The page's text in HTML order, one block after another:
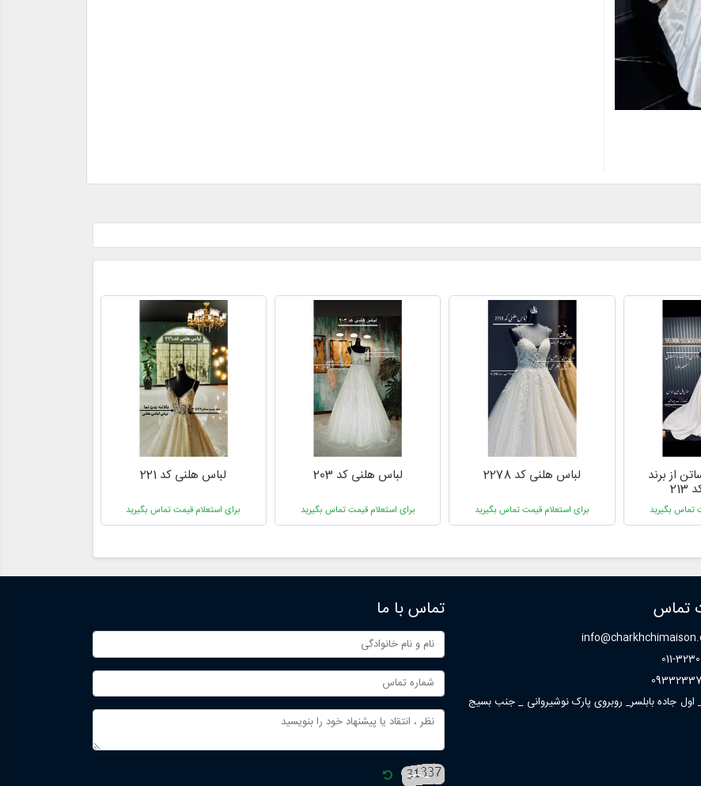
از برند
تماس بگیرید
لباس هلنی کد 2278
برای استعلام قیمت تماس بگیرید
لباس هلنی کد 203
برای استعلام قیمت تماس بگیرید
لباس هلنی کد 221
برای استعلام قیمت تماس بگیرید
تماس
011-
اول جاده بابلسر_ روبروی پارک نوشیروانی _ جنب بسیج
تماس با ما